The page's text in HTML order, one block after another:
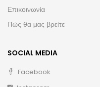
Επικοινωνία
Πώς θα μας βρείτε
SOCIAL MEDIA
Facebook